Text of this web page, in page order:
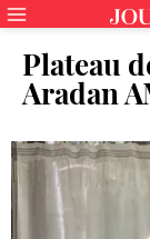
Plateau
Aradan